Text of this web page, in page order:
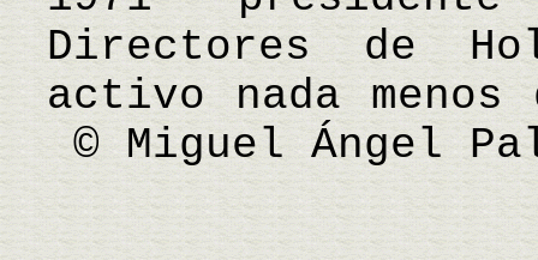
Directores de
activo nada
© Miguel Ángel